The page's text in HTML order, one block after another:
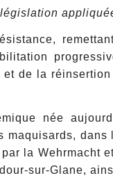
de la
née
maquisards,
la Wehrmacht
sur-Glane,